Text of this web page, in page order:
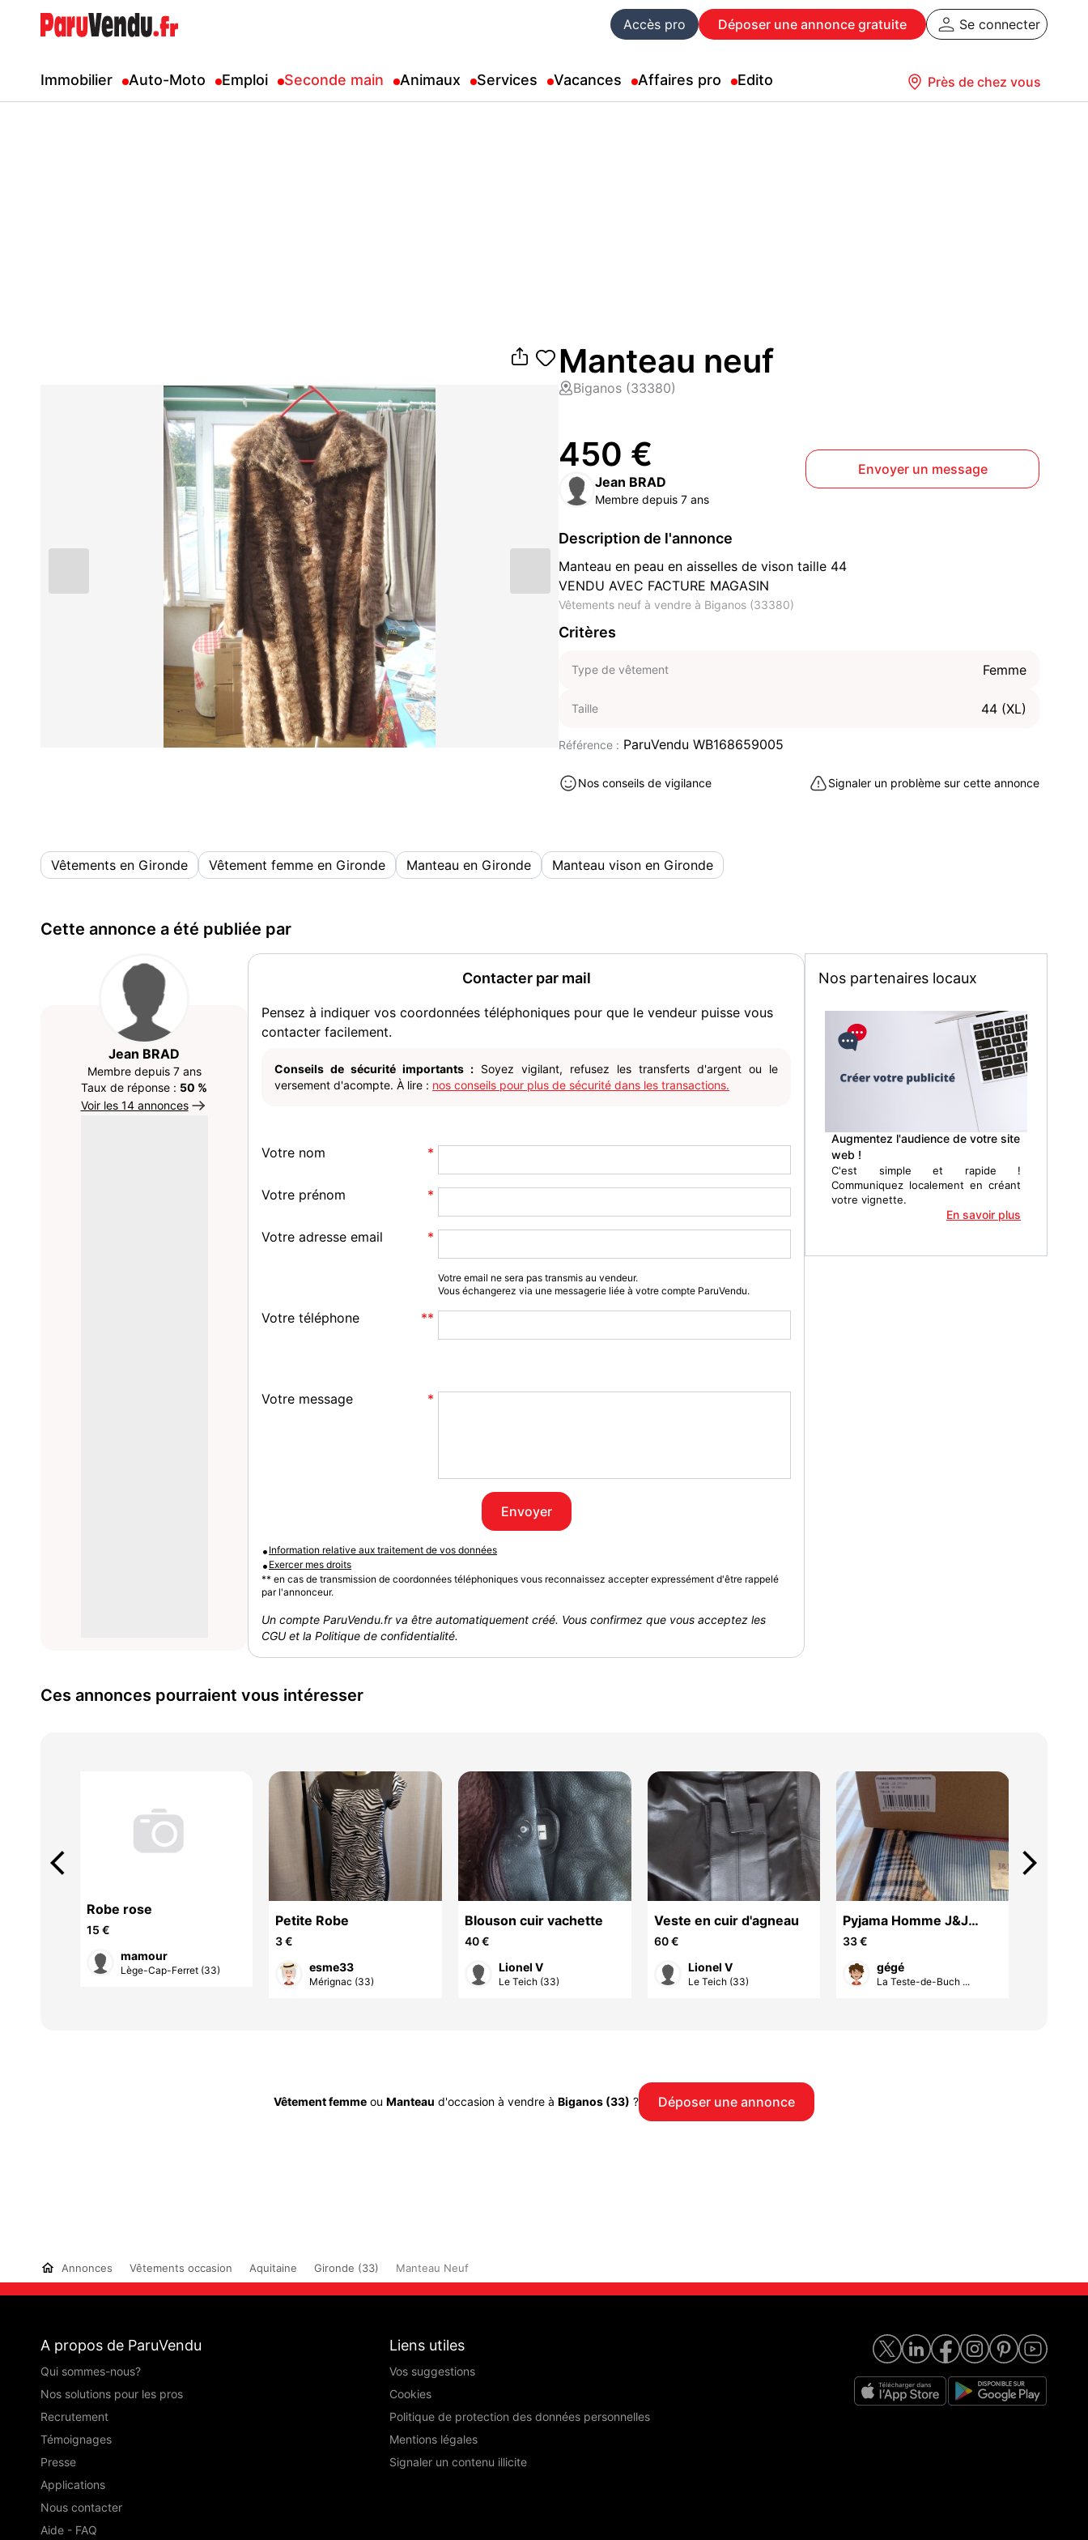
Accès pro Déposer une annonce gratuite Se connecter
Immobilier Auto-Moto Emploi Seconde main Animaux Services Vacances Affaires pro Edito Près de chez vous
Manteau neuf
Biganos (33380)
450 €
Jean BRAD
Membre depuis 7 ans
Envoyer un message
Description de l'annonce
Manteau en peau en aisselles de vison taille 44
VENDU AVEC FACTURE MAGASIN
Vêtements neuf à vendre à Biganos (33380)
Critères
Type de vêtement Femme
Taille 44 (XL)
Référence : ParuVendu WB168659005
Nos conseils de vigilance Signaler un problème sur cette annonce
Vêtements en Gironde Vêtement femme en Gironde Manteau en Gironde Manteau vison en Gironde
Cette annonce a été publiée par
Jean BRAD
Membre depuis 7 ans
Taux de réponse : 50 %
Voir les 14 annonces
Contacter par mail
Pensez à indiquer vos coordonnées téléphoniques pour que le vendeur puisse vous
contacter facilement.
Conseils de sécurité importants : Soyez vigilant, refusez les transferts d'argent ou le
versement d'acompte. À lire : nos conseils pour plus de sécurité dans les transactions.
Votre nom
Votre prénom
Votre adresse email
Votre email ne sera pas transmis au vendeur.
Vous échangerez via une messagerie liée à votre compte ParuVendu.
Votre téléphone
Votre message
Envoyer
• Information relative aux traitement de vos données
• Exercer mes droits
** en cas de transmission de coordonnées téléphoniques vous reconnaissez accepter expressément d'être rappelé
par l'annonceur.
Un compte ParuVendu.fr va être automatiquement créé. Vous confirmez que vous acceptez les
CGU et la Politique de confidentialité.
Nos partenaires locaux
Augmentez l'audience de votre site
web !
C'est simple et rapide !
Communiquez localement en créant
votre vignette.
En savoir plus
Ces annonces pourraient vous intéresser
Robe rose
15 €
mamour
Lège-Cap-Ferret (33)
Petite Robe
3 €
esme33
Mérignac (33)
Blouson cuir vachette
40 €
Lionel V
Le Teich (33)
Veste en cuir d'agneau
60 €
Lionel V
Le Teich (33)
Pyjama Homme J&J
Brothers neuf
33 €
gégé
La Teste-de-Buch ...
arrow_back_ios arrow_forward_ios
Vêtement femme ou Manteau d'occasion à vendre à Biganos (33) ? Déposer une annonce
Annonces Vêtements occasion Aquitaine Gironde (33) Manteau Neuf
A propos de ParuVendu
Qui sommes-nous?
Nos solutions pour les pros
Recrutement
Témoignages
Presse
Applications
Nous contacter
Aide - FAQ
Liens utiles
Vos suggestions
Cookies
Politique de protection des données personnelles
Mentions légales
Signaler un contenu illicite